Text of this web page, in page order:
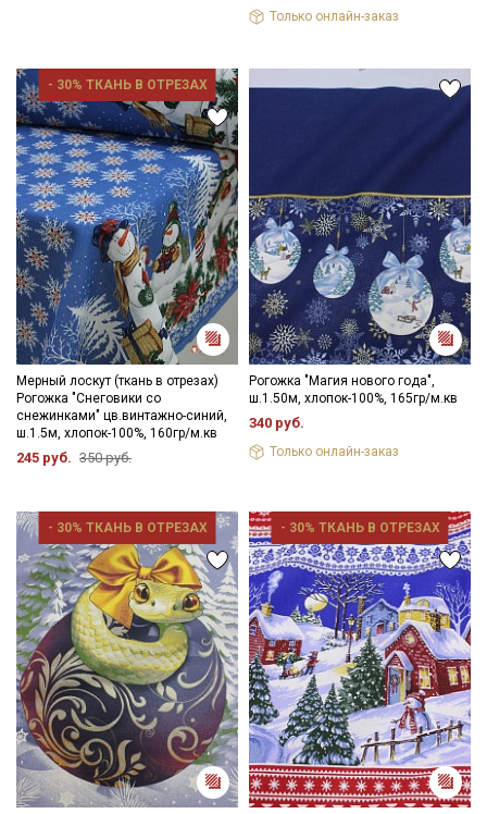
влажную прогладить разогретым утюгом. Сыпучесть при
до 40С, деликатный режим; исключить отжим;
противопоказано употребление отбеливателей; сушить в
подвешенном состоянии, гладить с изнаночной стороны.
Цветопередача может отличаться от оригинального цвета
ткани в зависимости от настроек вашего монитора, и в
зависимости от партии тон ткани может отличаться.
Только онлайн-заказ
- 30% ТКАНЬ В ОТРЕЗАХ
Мерный лоскут (ткань в отрезах)
Рогожка "Снеговики со
снежинками" цв.винтажно-синий,
ш.1.5м, хлопок-100%, 160гр/м.кв
245 руб. 350 руб.
Рогожка "Магия нового года",
ш.1.50м, хлопок-100%, 165гр/м.кв
340 руб.
Только онлайн-заказ
- 30% ТКАНЬ В ОТРЕЗАХ - 30% ТКАНЬ В ОТРЕЗАХ
Секретная рассылка от Купава
Мы публикуем здесь дополнительные
промокоды и скидки до 30% на узкие
категории тканей
Электронная почта
Ознакомлен(а) сПолитикой обработки персональных
данныхи даюСогласие на обработку персональных
данных
ДаюСогласие на получение рекламных и
информационных рассылок